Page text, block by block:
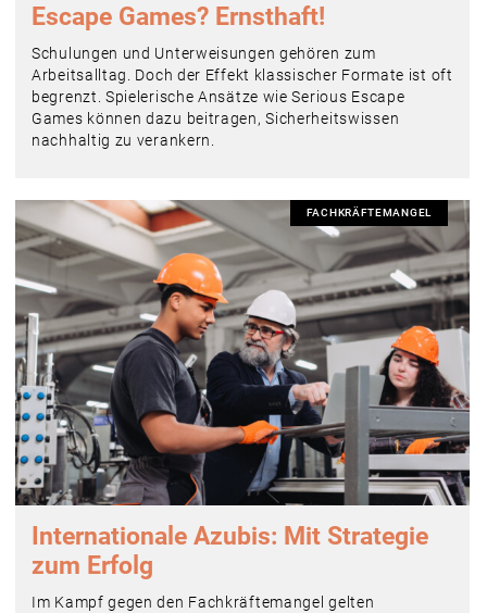
Escape Games? Ernsthaft!
Schulungen und Unterweisungen gehören zum
Arbeitsalltag. Doch der Effekt klassischer Formate ist oft
begrenzt. Spielerische Ansätze wie Serious Escape
Games können dazu beitragen, Sicherheitswissen
nachhaltig zu verankern.
FACHKRÄFTEMANGEL
Internationale Azubis: Mit Strategie
zum Erfolg
Im Kampf gegen den Fachkräftemangel gelten